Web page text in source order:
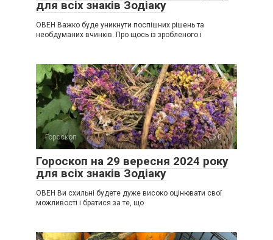
для всіх знаків Зодіаку
ОВЕН Важко буде уникнути поспішних рішень та
необдуманих вчинків. Про щось із зробленого і
Гороскоп 0
Гороскоп на 29 вересня 2024 року
для всіх знаків Зодіаку
ОВЕН Ви схильні будете дуже високо оцінювати свої
можливості і братися за те, що